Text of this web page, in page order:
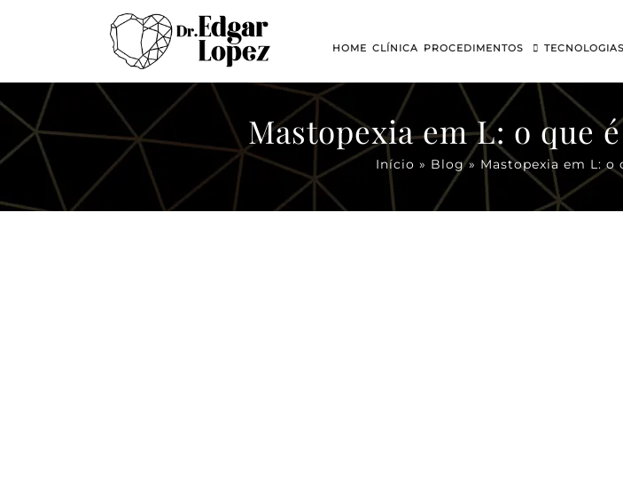
HOME CLÍNICA PROCEDIMENTOS TECNOLOGIAS
Mastopexia em L: o que
Início » Blog» Mastopexia em L: o